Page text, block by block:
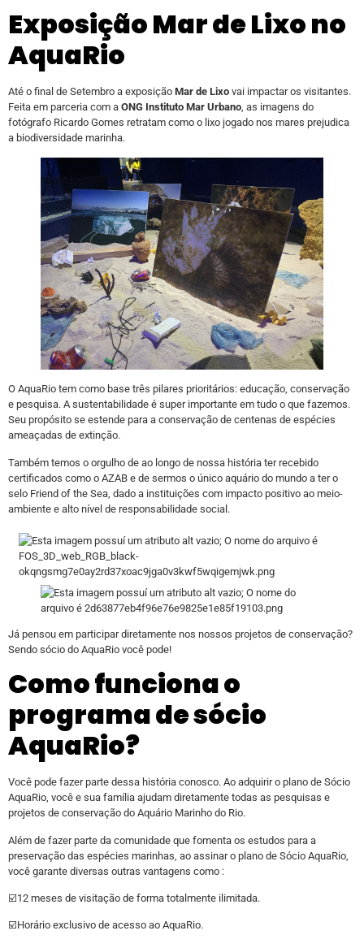
Exposição Mar de Lixo no
AquaRio
Até o final de Setembro a exposição Mar de Lixo vai impactar os visitantes.
Feita em parceria com a ONG Instituto Mar Urbano, as imagens do
fotógrafo Ricardo Gomes retratam como o lixo jogado nos mares prejudica
a biodiversidade marinha.
O AquaRio tem como base três pilares prioritários: educação, conservação
e pesquisa. A sustentabilidade é super importante em tudo o que fazemos.
Seu propósito se estende para a conservação de centenas de espécies
ameaçadas de extinção.
Também temos o orgulho de ao longo de nossa história ter recebido
certificados como o AZAB e de sermos o único aquário do mundo a ter o
selo Friend of the Sea, dado a instituições com impacto positivo ao meio-
ambiente e alto nível de responsabilidade social.
Já pensou em participar diretamente nos nossos projetos de conservação?
Sendo sócio do AquaRio você pode!
Como funciona o
programa de sócio
AquaRio?
Você pode fazer parte dessa história conosco. Ao adquirir o plano de Sócio
AquaRio, você e sua família ajudam diretamente todas as pesquisas e
projetos de conservação do Aquário Marinho do Rio.
Além de fazer parte da comunidade que fomenta os estudos para a
preservação das espécies marinhas, ao assinar o plano de Sócio AquaRio,
você garante diversas outras vantagens como :
☑️12 meses de visitação de forma totalmente ilimitada.
☑️Horário exclusivo de acesso ao AquaRio.